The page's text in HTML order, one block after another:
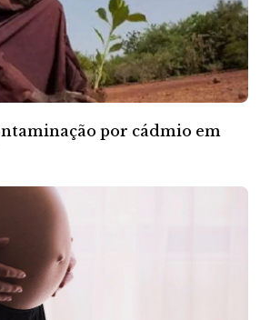
por cádmio em